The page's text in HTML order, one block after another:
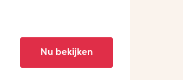
Nu bekijken